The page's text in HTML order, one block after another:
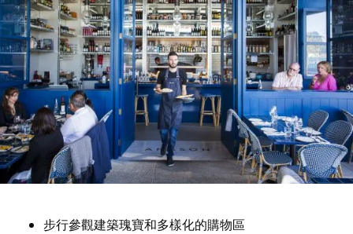
步行參觀建築瑰寶和多樣化的購物區